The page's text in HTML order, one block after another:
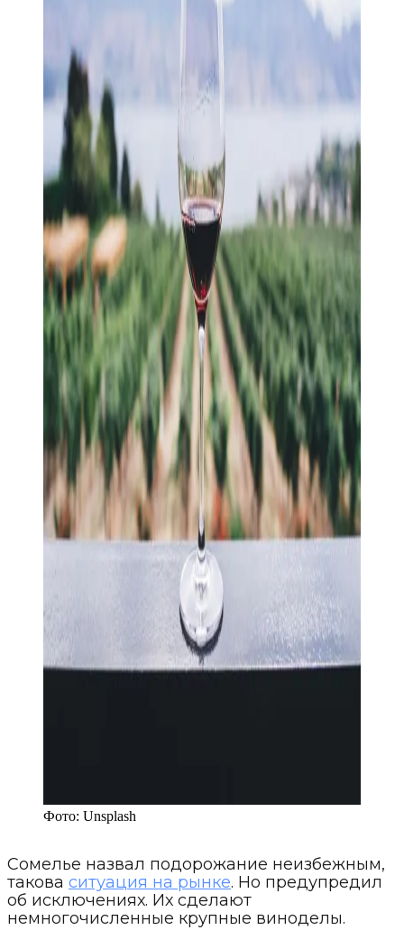
Фото: Unsplash
Сомелье назвал подорожание неизбежным,
такова ситуация на рынке. Но предупредил
об исключениях. Их сделают
немногочисленные крупные виноделы.